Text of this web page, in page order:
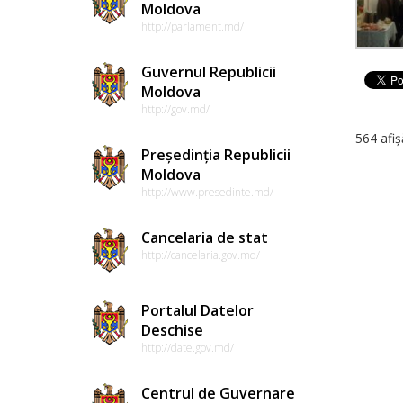
Moldova
http://parlament.md/
Guvernul Republicii
Moldova
http://gov.md/
Președinția Republicii
Moldova
http://www.presedinte.md/
Cancelaria de stat
http://cancelaria.gov.md/
Portalul Datelor
Deschise
http://date.gov.md/
Centrul de Guvernare
564